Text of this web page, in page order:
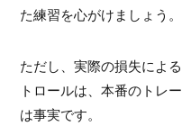
た練習を心がけましょう。
ただし、実際の損失によ
トロールは、本番のトレ
は事実です。